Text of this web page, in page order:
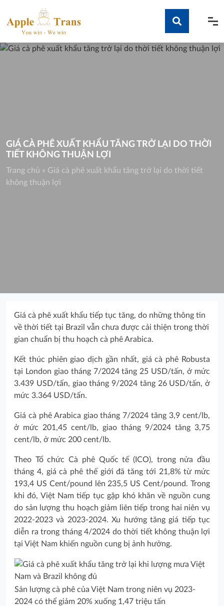
content
Tìm kiếm
GIÁ CÀ PHÊ XUẤT KHẨU TĂNG TRỞ LẠI DO THỜI
TIẾT KHÔNG THUẬN LỢI
Trang chủ » Giá cà phê xuất khẩu tăng trở lại do thời tiết
không thuận lợi
Giá cà phê xuất khẩu tiếp tục tăng, do những thông tin
về thời tiết tại Brazil vẫn chưa được cải thiện trong thời
gian chuẩn bị thu hoạch cà phê Arabica.
Kết thúc phiên giao dịch gần nhất, giá cà phê Robusta
tại London giao tháng 7/2024 tăng 25 USD/tấn, ở mức
3.439 USD/tấn, giao tháng 9/2024 tăng 26 USD/tấn, ở
mức 3.364 USD/tấn.
Giá cà phê Arabica giao tháng 7/2024 tăng 3,9 cent/lb,
ở mức 201,45 cent/lb, giao tháng 9/2024 tăng 3,75
cent/lb, ở mức 200 cent/lb.
Theo Tổ chức Cà phê Quốc tế (ICO), trong nửa đầu
tháng 4, giá cà phê thế giới đã tăng tới 21,8% từ mức
193,4 US Cent/pound lên 235,5 US Cent/pound. Trong
khi đó, Việt Nam tiếp tục gặp khó khăn về nguồn cung
do sản lượng thu hoạch giảm liên tiếp trong hai niên vụ
2022-2023 và 2023-2024. Xu hướng tăng giá tiếp tục
diễn ra trong tháng 4/2024 do thời tiết không thuận lợi
tại Việt Nam khiến nguồn cung bị ảnh hưởng.
Sản lượng cà phê của Việt Nam trong niên vụ 2023-
2024 có thể giảm 20% xuống 1,47 triệu tấn